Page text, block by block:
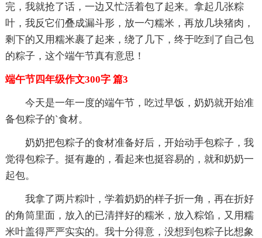
完，我就抢了话，一边又忙活着包了起来。拿起几张粽
叶，我反它们叠成漏斗形，放一勺糯米，再放几块猪肉，
剩下的又用糯米裹了起来，绕了几下，终于吃到了自己包
的粽子，这个端午节真有意思！
端午节四年级作文300字 篇3
今天是一年一度的端午节，吃过早饭，奶奶就开始准
备包粽子的`食材。
奶奶把包粽子的食材准备好后，开始动手包粽子，我
觉得包粽子。挺有趣的，看起来也挺容易的，就和奶奶一
起包。
我拿了两片粽叶，学着奶奶的样子折一角，再在折好
的角筒里面，放入的已清拌好的糯米，放入粽馅，又用糯
米叶盖得严严实实的。我十分得意，没想到包粽子比想象